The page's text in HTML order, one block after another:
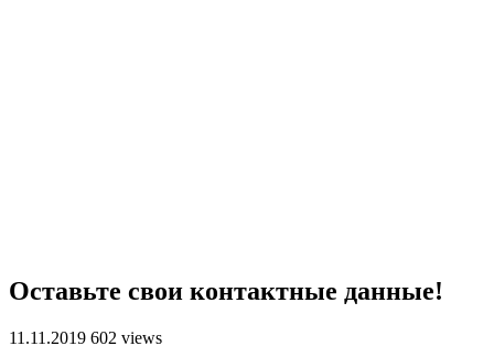
Оставьте свои контактные данные!
11.11.2019 602 views